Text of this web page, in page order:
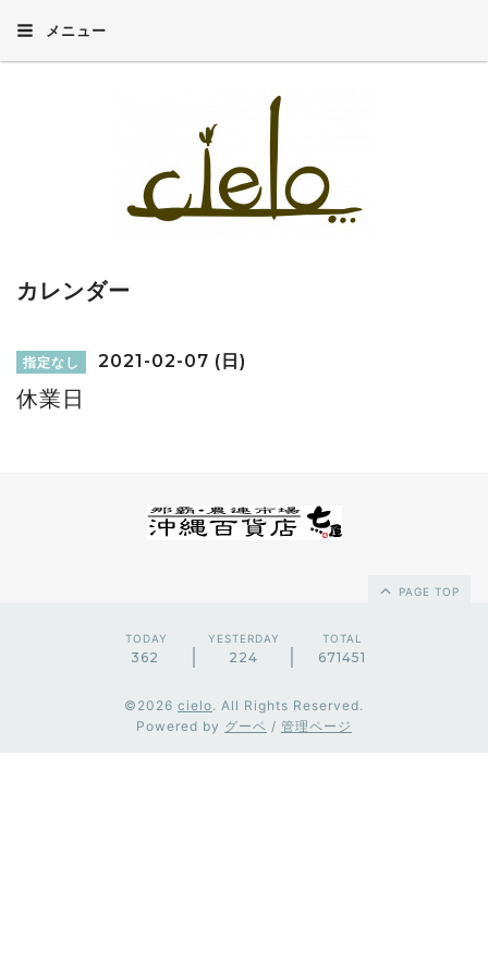
メニュー
カレンダー
指定なし 2021-02-07 (日)
休業日
PAGE TOP
TODAY
362
YESTERDAY
224
TOTAL
671451
©2026 cielo. All Rights Reserved.
Powered by グーペ / 管理ページ